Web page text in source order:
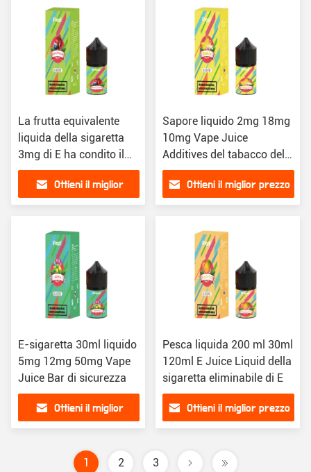
La frutta equivalente
liquida della sigaretta
3mg di E ha condito il
succo 50ml 60ml di
Vape del liquido del
vapore
Ottieni il miglior
Sapore liquido 2mg 18mg
10mg Vape Juice
Additives del tabacco della
sigaretta sana di E
Ottieni il miglior prezzo
E-sigaretta 30ml liquido
5mg 12mg 50mg Vape
Juice Bar di sicurezza
Ottieni il miglior
Pesca liquida 200 ml 30ml
120ml E Juice Liquid della
sigaretta eliminabile di E
Ottieni il miglior prezzo
1 2 3